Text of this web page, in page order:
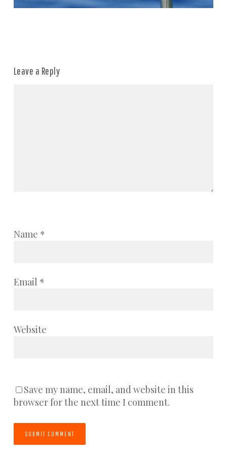
Leave a Reply
Name *
Email *
Website
Save my name, email, and website in this
browser for the next time I comment.